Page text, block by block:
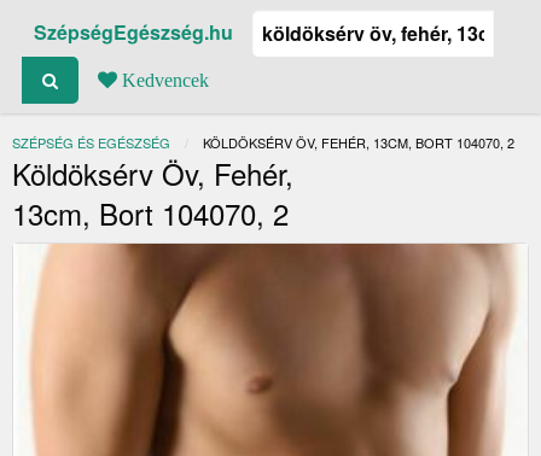
SzépségEgészség.hu
Kedvencek
SZÉPSÉG ÉS EGÉSZSÉG JELENLEGI:
KÖLDÖKSÉRV ÖV, FEHÉR, 13CM, BORT 104070, 2
Köldöksérv Öv, Fehér,
13cm, Bort 104070, 2